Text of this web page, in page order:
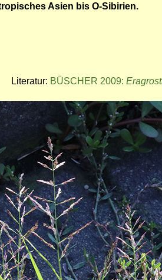
Asien bis O-Sibirien.
Literatur: BÜSCHER 2009: